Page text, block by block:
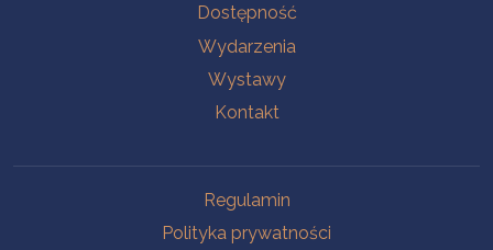
Dostępność
Wydarzenia
Wystawy
Kontakt
Regulamin
Polityka prywatności